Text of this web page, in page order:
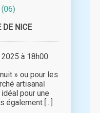
DE NICE
à 18h00
» ou pour les
artisanal
pour une
également [...]